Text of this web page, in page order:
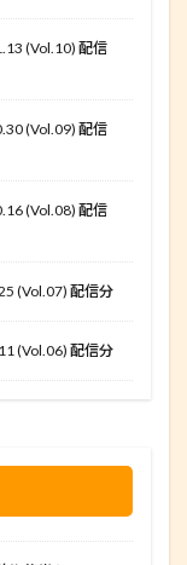
(Vol.10) 配信
(Vol.09) 配信
(Vol.08) 配信
(Vol.07) 配信分
(Vol.06) 配信分